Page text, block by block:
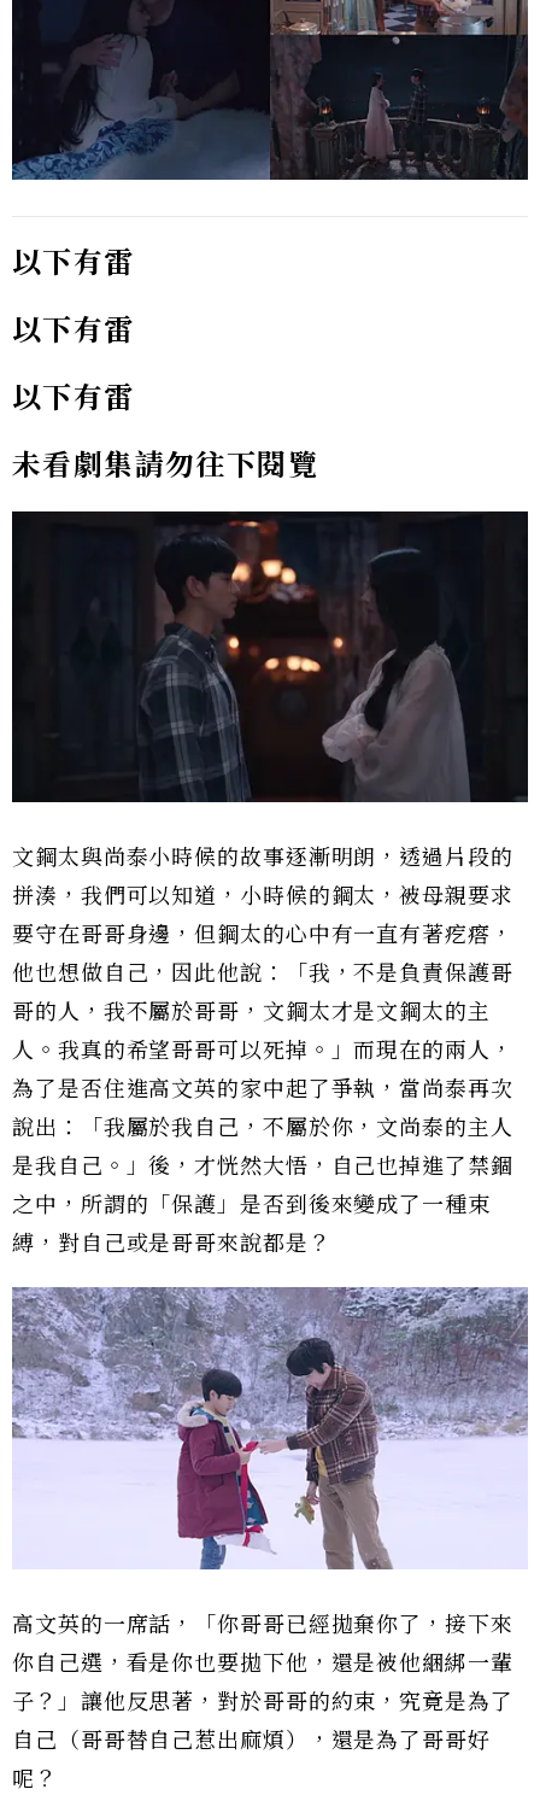
以下有雷
以下有雷
以下有雷
未看劇集請勿往下閱覽
文鋼太與尚泰小時候的故事逐漸明朗，透過片段的
拼湊，我們可以知道，小時候的鋼太，被母親要求
要守在哥哥身邊，但鋼太的心中有一直有著疙瘩，
他也想做自己，因此他說：「我，不是負責保護哥
哥的人，我不屬於哥哥，文鋼太才是文鋼太的主
人。我真的希望哥哥可以死掉。」而現在的兩人，
為了是否住進高文英的家中起了爭執，當尚泰再次
說出：「我屬於我自己，不屬於你，文尚泰的主人
是我自己。」後，才恍然大悟，自己也掉進了禁錮
之中，所謂的「保護」是否到後來變成了一種束
縛，對自己或是哥哥來說都是？
高文英的一席話，「你哥哥已經拋棄你了，接下來
你自己選，看是你也要拋下他，還是被他綑綁一輩
子？」讓他反思著，對於哥哥的約束，究竟是為了
自己（哥哥替自己惹出麻煩），還是為了哥哥好
呢？